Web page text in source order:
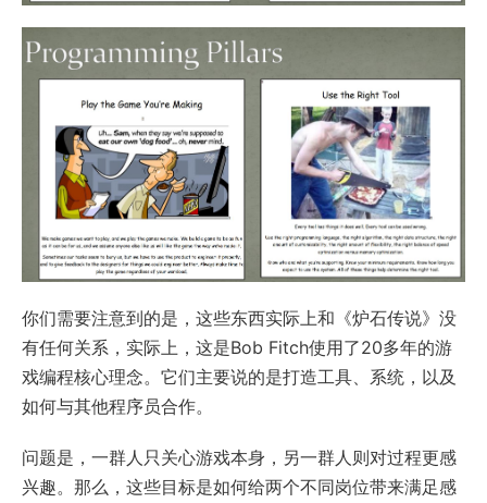
你们需要注意到的是，这些东西实际上和《炉石传说》没
有任何关系，实际上，这是Bob Fitch使用了20多年的游
戏编程核心理念。它们主要说的是打造工具、系统，以及
如何与其他程序员合作。
问题是，一群人只关心游戏本身，另一群人则对过程更感
兴趣。那么，这些目标是如何给两个不同岗位带来满足感